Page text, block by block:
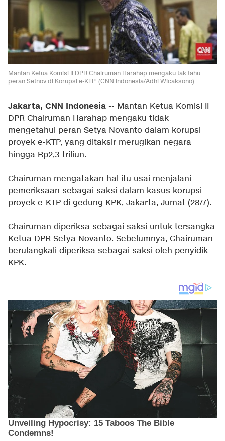
Mantan Ketua Komisi II DPR Chairuman Harahap mengaku tak tahu
peran Setnov di Korupsi e-KTP. (CNN Indonesia/Adhi Wicaksono)
Jakarta, CNN Indonesia -- Mantan Ketua Komisi II
DPR Chairuman Harahap mengaku tidak
mengetahui peran Setya Novanto dalam korupsi
proyek e-KTP, yang ditaksir merugikan negara
hingga Rp2,3 triliun.
Chairuman mengatakan hal itu usai menjalani
pemeriksaan sebagai saksi dalam kasus korupsi
proyek e-KTP di gedung KPK, Jakarta, Jumat (28/7).
Chairuman diperiksa sebagai saksi untuk tersangka
Ketua DPR Setya Novanto. Sebelumnya, Chairuman
berulangkali diperiksa sebagai saksi oleh penyidik
KPK.